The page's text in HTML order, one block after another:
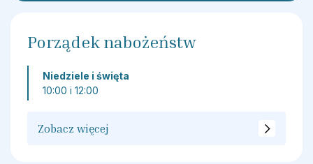
Porządek nabożeństw
Niedziele i święta
10:00 i 12:00
Zobacz więcej